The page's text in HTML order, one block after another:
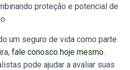
proteção e potencial de
um seguro de vida como parte
fale conosco hoje mesmo.
pode ajudar a avaliar suas